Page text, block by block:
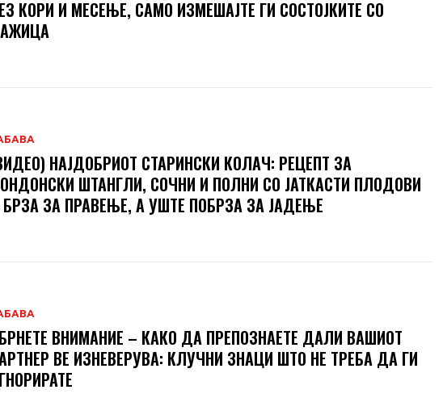
КОРИ И МЕСЕЊЕ, САМО ИЗМЕШАЈТЕ ГИ СОСТОЈКИТЕ СО
НАЈДОБРИОТ СТАРИНСКИ КОЛАЧ: РЕЦЕПТ ЗА
ШТАНГЛИ, СОЧНИ И ПОЛНИ СО ЈАТКАСТИ ПЛОДОВИ
ЗА ПРАВЕЊЕ, А УШТЕ ПОБРЗА ЗА ЈАДЕЊЕ
ВНИМАНИЕ – КАКО ДА ПРЕПОЗНАЕТЕ ДАЛИ ВАШИОТ
ВЕ ИЗНЕВЕРУВА: КЛУЧНИ ЗНАЦИ ШТО НЕ ТРЕБА ДА ГИ